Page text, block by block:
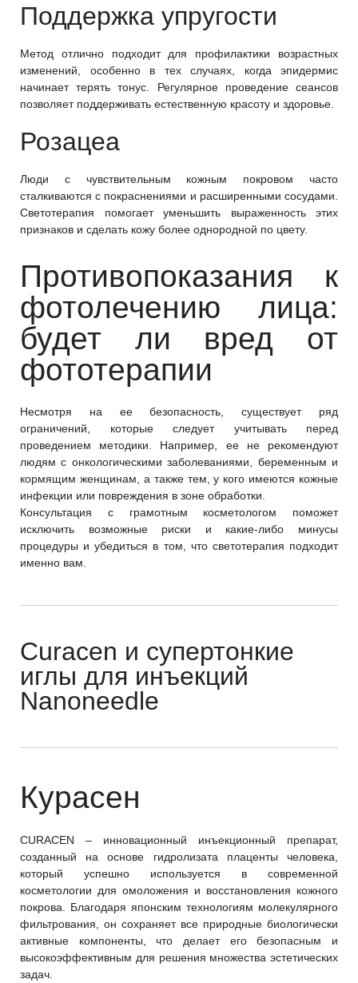
Поддержка упругости
Метод отлично подходит для профилактики возрастных
изменений, особенно в тех случаях, когда эпидермис
начинает терять тонус. Регулярное проведение сеансов
позволяет поддерживать естественную красоту и здоровье.
Розацеа
Люди с чувствительным кожным покровом часто
сталкиваются с покраснениями и расширенными сосудами.
Светотерапия помогает уменьшить выраженность этих
признаков и сделать кожу более однородной по цвету.
Противопоказания к
фотолечению лица:
будет ли вред от
фототерапии
Несмотря на ее безопасность, существует ряд
ограничений, которые следует учитывать перед
проведением методики. Например, ее не рекомендуют
людям с онкологическими заболеваниями, беременным и
кормящим женщинам, а также тем, у кого имеются кожные
инфекции или повреждения в зоне обработки.
Консультация с грамотным косметологом поможет
исключить возможные риски и какие-либо минусы
процедуры и убедиться в том, что светотерапия подходит
именно вам.
Curacen и супертонкие
иглы для инъекций
Nanoneedle
Курасен
CURACEN – инновационный инъекционный препарат,
созданный на основе гидролизата плаценты человека,
который успешно используется в современной
косметологии для омоложения и восстановления кожного
покрова. Благодаря японским технологиям молекулярного
фильтрования, он сохраняет все природные биологически
активные компоненты, что делает его безопасным и
высокоэффективным для решения множества эстетических
задач.